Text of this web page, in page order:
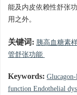
能及内皮依赖性舒张
用之外。
关键词: 胰高血糖素
管舒张功能
Keywords:
function Endothelial